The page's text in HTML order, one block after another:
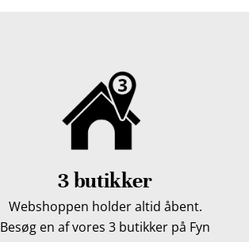
3 butikker
Webshoppen holder altid åbent.
Besøg en af vores 3 butikker på Fyn